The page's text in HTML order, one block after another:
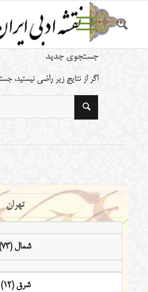
جستجوی جدید
اگر از نتایج زیر راضی نیستید،
تهران
شمال (73)
شرق (12)